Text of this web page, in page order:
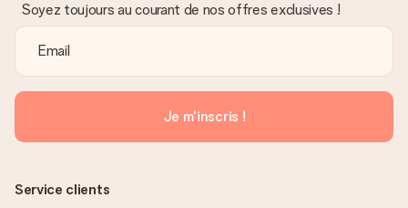
Soyez toujours au courant de nos offres exclusives !
Je m'inscris !
Service clients